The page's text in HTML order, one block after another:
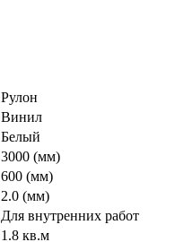
Рулон
Винил
Белый
3000 (мм)
600 (мм)
2.0 (мм)
Для внутренних работ
1.8 кв.м